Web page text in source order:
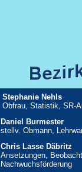
Stephanie Nehls
Obfrau, Statistik, SR-
Daniel Burmester
stellv. Obmann,
Chris Lasse Däbritz
Ansetzungen,
Nachwuchsförderung